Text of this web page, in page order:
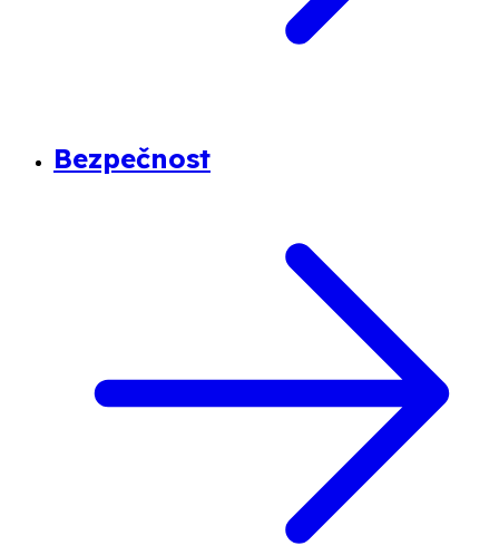
Bezpečnost